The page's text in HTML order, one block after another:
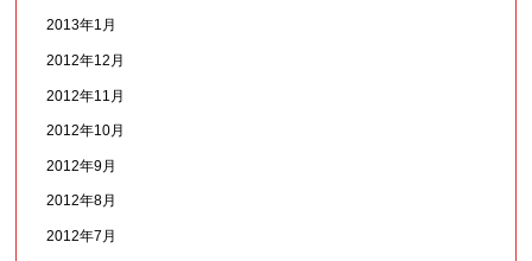
2013年1月
2012年12月
2012年11月
2012年10月
2012年9月
2012年8月
2012年7月